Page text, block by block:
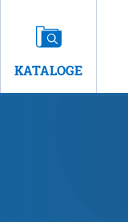
KATALOGE